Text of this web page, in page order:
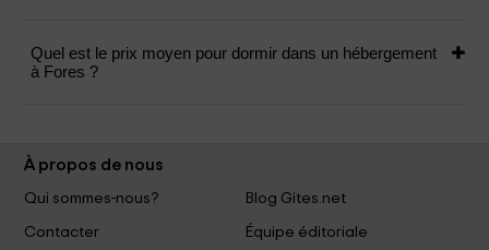
Quel est le prix moyen pour dormir dans un hébergement
à Fores ?
À propos de nous
Qui sommes-nous?
Blog Gites.net
Contacter
Équipe éditoriale